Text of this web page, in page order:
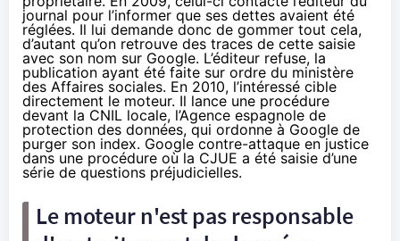
journal pour l’informer que ses dettes avaient été
réglées. Il lui demande donc de gommer tout cela,
d’autant qu’on retrouve des traces de cette saisie
avec son nom sur Google. L’éditeur refuse, la
publication ayant été faite sur ordre du ministère
des Affaires sociales. En 2010, l’intéressé cible
directement le moteur. Il lance une procédure
devant la CNIL locale, l’Agence espagnole de
protection des données, qui ordonne à Google de
purger son index. Google contre-attaque en justice
dans une procédure où la CJUE a été saisie d’une
série de questions préjudicielles.
Le moteur n'est pas responsable